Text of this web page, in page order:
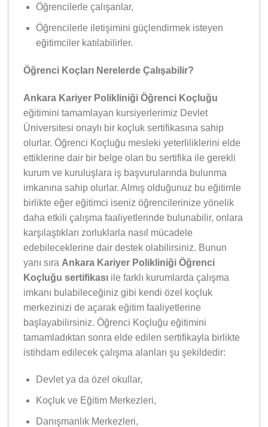
Öğrencilerle çalışanlar,
Öğrencilerle iletişimini güçlendirmek isteyen
eğitimciler katılabilirler.
Öğrenci Koçları Nerelerde Çalışabilir?
Ankara Kariyer Polikliniği Öğrenci Koçluğu
eğitimini tamamlayan kursiyerlerimiz Devlet
Üniversitesi onaylı bir koçluk sertifikasına sahip
olurlar. Öğrenci Koçluğu mesleki yeterliliklerini elde
ettiklerine dair bir belge olan bu sertifika ile gerekli
kurum ve kuruluşlara iş başvurularında bulunma
imkanına sahip olurlar. Almış olduğunuz bu eğitimle
birlikte eğer eğitimci iseniz öğrencilerinize yönelik
daha etkili çalışma faaliyetlerinde bulunabilir, onlara
karşılaştıkları zorluklarla nasıl mücadele
edebileceklerine dair destek olabilirsiniz. Bunun
yanı sıra Ankara Kariyer Polikliniği Öğrenci
Koçluğu sertifikası ile farklı kurumlarda çalışma
imkanı bulabileceğiniz gibi kendi özel koçluk
merkezinizi de açarak eğitim faaliyetlerine
başlayabilirsiniz. Öğrenci Koçluğu eğitimini
tamamladıktan sonra elde edilen sertifikayla birlikte
istihdam edilecek çalışma alanları şu şekildedir:
Devlet ya da özel okullar,
Koçluk ve Eğitim Merkezleri,
Danışmanlık Merkezleri,